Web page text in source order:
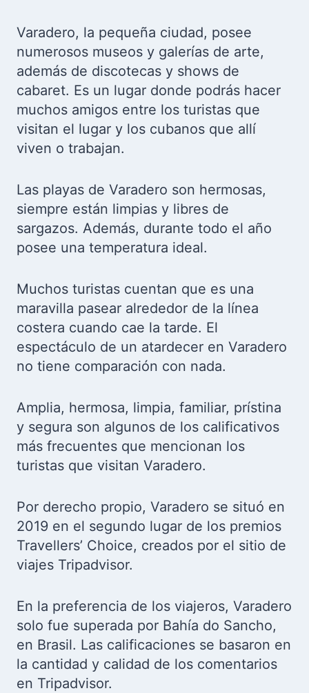
Varadero, la pequeña ciudad, posee
numerosos museos y galerías de arte,
además de discotecas y shows de
cabaret. Es un lugar donde podrás hacer
muchos amigos entre los turistas que
visitan el lugar y los cubanos que allí
viven o trabajan.
Las playas de Varadero son hermosas,
siempre están limpias y libres de
sargazos. Además, durante todo el año
posee una temperatura ideal.
Muchos turistas cuentan que es una
maravilla pasear alrededor de la línea
costera cuando cae la tarde. El
espectáculo de un atardecer en Varadero
no tiene comparación con nada.
Amplia, hermosa, limpia, familiar, prístina
y segura son algunos de los calificativos
más frecuentes que mencionan los
turistas que visitan Varadero.
Por derecho propio, Varadero se situó en
2019 en el segundo lugar de los premios
Travellers’ Choice, creados por el sitio de
viajes Tripadvisor.
En la preferencia de los viajeros, Varadero
solo fue superada por Bahía do Sancho,
en Brasil. Las calificaciones se basaron en
la cantidad y calidad de los comentarios
en Tripadvisor.